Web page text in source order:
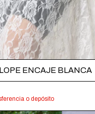
ENCAJE BLANCA
o depósito